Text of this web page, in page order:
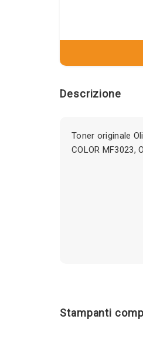
Descrizione
Toner originale
COLOR MF3023,
Stampanti